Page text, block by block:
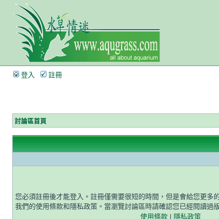
登入 註冊
討論區首頁
您必須註冊後才能登入。註冊僅需要很短的時間，但是會給您更多
我們的使用條款和隱私政策。當瀏覽討論區時請確認您已經閱讀過
使用條款| 隱私政策